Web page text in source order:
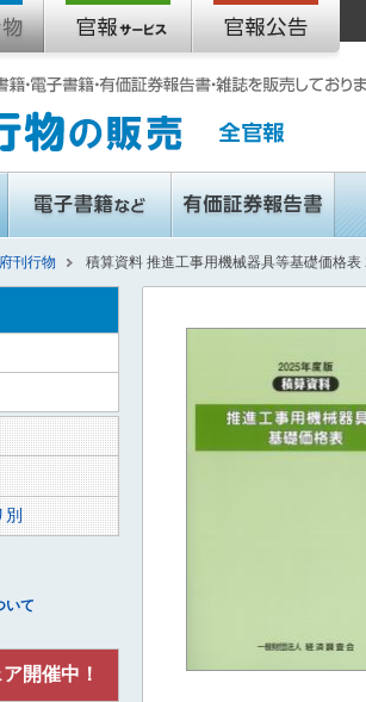
刊行物 積算資料 推進工事用機械器具等基礎価格
別
いて
開催中！